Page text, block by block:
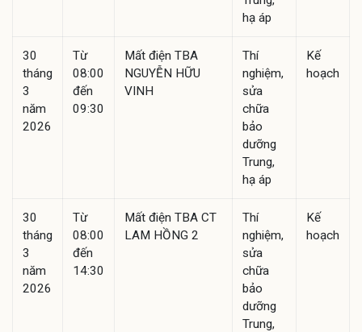
hạ áp
30
tháng
3
năm
2026
Từ
08:00
đến
09:30
Mất điện TBA
NGUYỄN HỮU
VINH
Thí
nghiệm,
sửa
chữa
bảo
dưỡng
Trung,
hạ áp
Kế
hoạch
30
tháng
3
năm
2026
Từ
08:00
đến
14:30
Mất điện TBA CT
LAM HỒNG 2
Thí
nghiệm,
sửa
chữa
bảo
dưỡng
Trung,
Kế
hoạch